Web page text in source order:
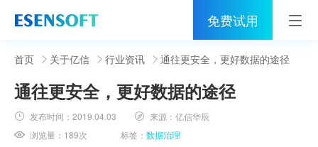
免费试用
首页
睿治
解决方案
首页 关于亿信 行业资讯 通往更安全，更好数据的途径
通往更安全，更好数据的途径
发布时间：2019.04.03 来源：亿信华辰
浏览量： 189次 标签：数据治理